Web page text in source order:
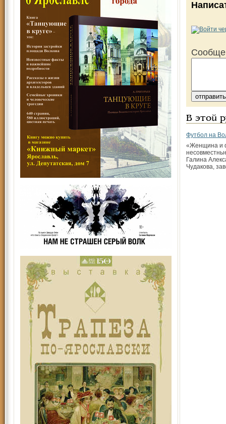
В этой
Футбол на
«Женщина и
Галина
Чудакова,